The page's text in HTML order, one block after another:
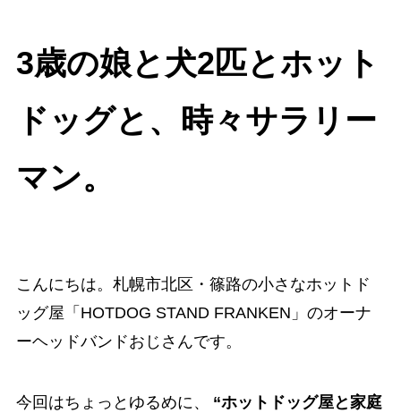
3歳の娘と犬2匹とホット
ドッグと、時々サラリー
マン。
こんにちは。札幌市北区・篠路の小さなホットド
ッグ屋「HOTDOG STAND FRANKEN」のオーナ
ーヘッドバンドおじさんです。
今回はちょっとゆるめに、
“ホットドッグ屋と家庭